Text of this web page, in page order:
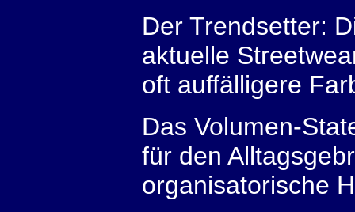
Der Trendsetter:
aktuelle
oft auffälligere
Das Volumen-
für den
organisatorische